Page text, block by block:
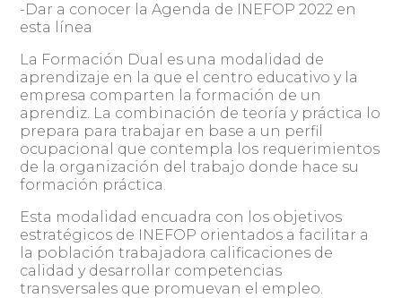
-Dar a conocer la Agenda de INEFOP 2022 en
esta línea
La Formación Dual es una modalidad de
aprendizaje en la que el centro educativo y la
empresa comparten la formación de un
aprendiz. La combinación de teoría y práctica lo
prepara para trabajar en base a un perfil
ocupacional que contempla los requerimientos
de la organización del trabajo donde hace su
formación práctica.
Esta modalidad encuadra con los objetivos
estratégicos de INEFOP orientados a facilitar a
la población trabajadora calificaciones de
calidad y desarrollar competencias
transversales que promuevan el empleo.